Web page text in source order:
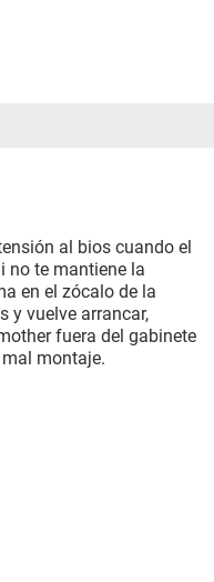
al bios cuando el
no te mantiene la
en el zócalo de la
y vuelve arrancar,
fuera del gabinete
montaje.